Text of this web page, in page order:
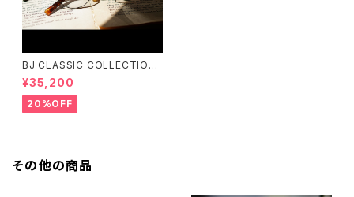
BJ CLASSIC COLLECTION
¥35,200
20%OFF
その他の商品